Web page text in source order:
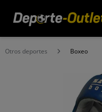
Otros deportes Boxeo